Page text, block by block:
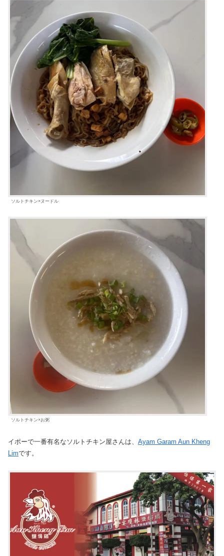
ソルトチキン×ヌードル
ソルトチキン×お粥
イポーで一番有名なソルトチキン屋さんは、 Ayam Garam Aun Kheng
Limです。